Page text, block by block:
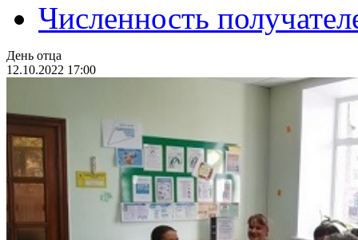
Численность
День отца
12.10.2022 17:00